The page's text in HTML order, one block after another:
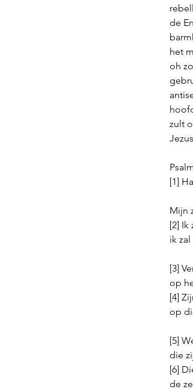
de
het
oh
zult
[1]
Mijn
[2] Ik
ik
[3]
op
[4]
op
[5]
die
[6]
de